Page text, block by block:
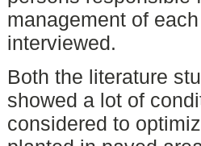
management of
interviewed.
Both the literature
showed a lot of
considered to